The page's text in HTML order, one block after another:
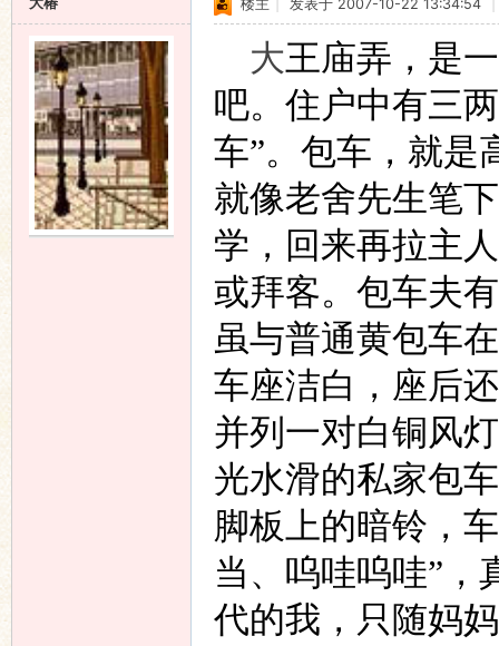
楼主 发表于 2007-10-22 13:34:54
大王庙弄，是
吧。住户中有三
车”。包车，就是
就像老舍先生笔
学，回来再拉主
或拜客。 包车夫
虽与普通黄包车
车座洁白，座后
并列一对白铜风
光水滑的私家包
脚板上的暗铃，
当、呜哇呜哇”
代的我，只随妈妈